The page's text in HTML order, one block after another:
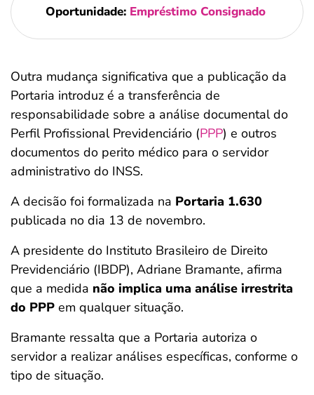
Oportunidade: Empréstimo Consignado
Outra mudança significativa que a publicação da
Portaria introduz é a transferência de
responsabilidade sobre a análise documental do
Perfil Profissional Previdenciário (PPP) e outros
documentos do perito médico para o servidor
administrativo do INSS.
A decisão foi formalizada na Portaria 1.630
publicada no dia 13 de novembro.
A presidente do Instituto Brasileiro de Direito
Previdenciário (IBDP), Adriane Bramante, afirma
que a medida não implica uma análise irrestrita
do PPP em qualquer situação.
Bramante ressalta que a Portaria autoriza o
servidor a realizar análises específicas, conforme o
tipo de situação.